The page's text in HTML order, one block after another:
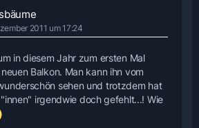
2011 um 17:24
in diesem Jahr zum ersten Mal
Balkon. Man kann ihn vom
sehen und trotzdem hat
irgendwie doch gefehlt...! Wie